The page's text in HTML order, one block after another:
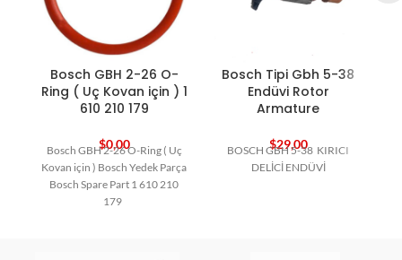
Bosch GBH 2-26 O-
Ring ( Uç Kovan için ) 1
610 210 179
$0,00
Bosch GBH 2-26 O-Ring ( Uç
Kovan için ) Bosch Yedek Parça
Bosch Spare Part 1 610 210
179
Bosch Tipi Gbh 5-38
Endüvi Rotor
Armature
$29,00
BOSCH GBH 5-38 KIRICI
DELİCİ ENDÜVİ